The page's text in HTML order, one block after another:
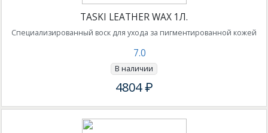
TASKI LEATHER WAX 1Л.
Специализированный воск для ухода за пигментированной кожей
7.0
В наличии
4804 ₽